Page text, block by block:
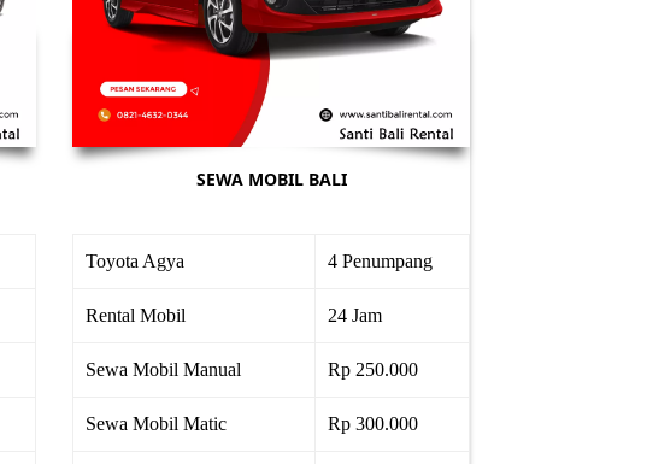
SEWA MOBIL BALI
Toyota Agya 4 Penumpang
Rental Mobil 24 Jam
Sewa Mobil Manual Rp 250.000
Sewa Mobil Matic Rp 300.000